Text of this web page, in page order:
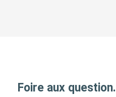
Foire aux question.